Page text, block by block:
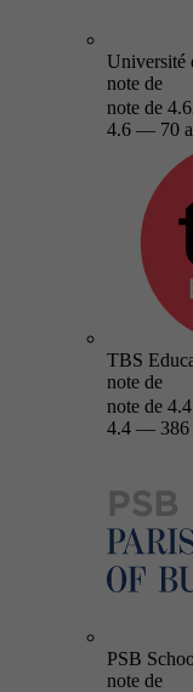
Université
note de
note de
4.6 — 70
TBS
note de
note de
4.4 —
PSB
note de